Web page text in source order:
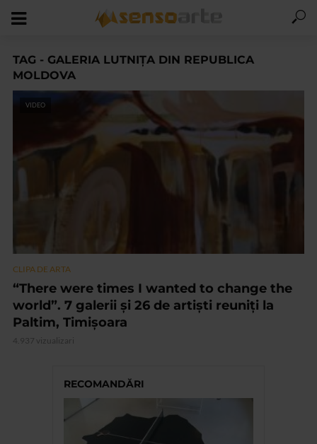
TAG - GALERIA LUTNIȚA DIN REPUBLICA
MOLDOVA
VIDEO
CLIPA DE ARTA
“There were times I wanted to change the
world”. 7 galerii și 26 de artiști reuniți la
Paltim, Timișoara
4.937 vizualizari
RECOMANDĂRI